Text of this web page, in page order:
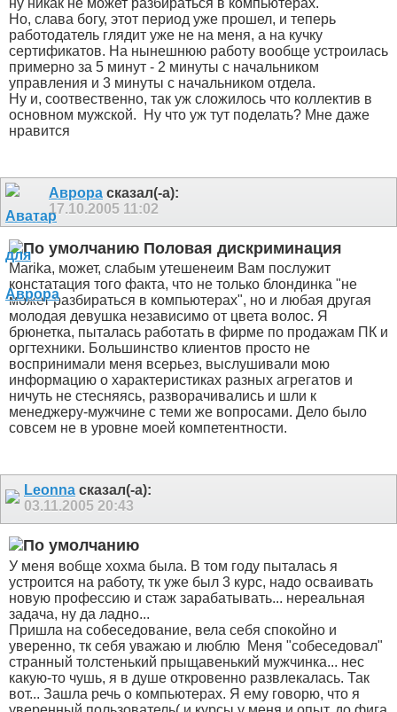
Но, слава богу, этот период уже прошел, и теперь
работодатель глядит уже не на меня, а на кучку
сертификатов. На нынешнюю работу вообще устроилась
примерно за 5 минут - 2 минуты с начальником
управления и 3 минуты с начальником отдела.
Ну и, соотвественно, так уж сложилось что коллектив в
основном мужской.
Ну что уж тут поделать? Мне даже
нравится
Аврора сказал(-а):
17.10.2005 11:02
Половая дискриминация
Marika, может, слабым утешенеим Вам послужит
констатация того факта, что не только блондинка "не
может разбираться в компьютерах", но и любая другая
молодая девушка независимо от цвета волос. Я
брюнетка, пыталась работать в фирме по продажам ПК и
оргтехники. Большинство клиентов просто не
воспринимали меня всерьез, выслушивали мою
информацию о характеристиках разных агрегатов и
ничуть не стесняясь, разворачивались и шли к
менеджеру-мужчине с теми же вопросами. Дело было
совсем не в уровне моей компетентности.
Leonna сказал(-а):
03.11.2005 20:43
У меня вобще хохма была. В том году пыталась я
устроится на работу, тк уже был 3 курс, надо осваивать
новую профессию и стаж зарабатывать... нереальная
задача, ну да ладно...
Пришла на собеседование, вела себя спокойно и
уверенно, тк себя уважаю и люблю Меня "собеседовал"
странный толстенький прыщавенький мужчинка... нес
какую-то чушь, я в душе откровенно развлекалась. Так
вот... Зашла речь о компьютерах. Я ему говорю, что я